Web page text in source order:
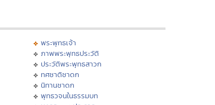
พระพุทธเจ้า
ภาพพระพุทธประวัติ
ประวัติพระพุทธสาวก
ทศชาติชาดก
นิทานชาดก
พุทธวจนในธรรมบท